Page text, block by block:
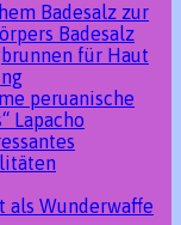
Badesalz zur
Badesalz
für Haut
peruanische
Lapacho
als Wunderwaffe